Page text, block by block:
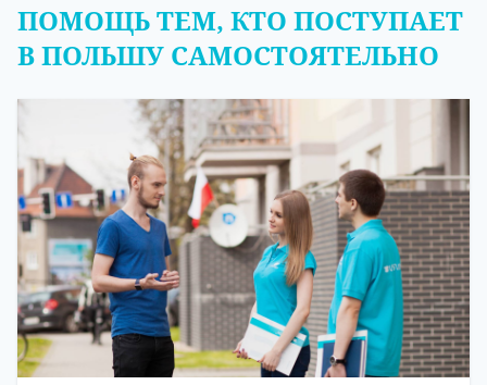
ПОМОЩЬ ТЕМ, КТО ПОСТУПАЕТ
В ПОЛЬШУ САМОСТОЯТЕЛЬНО